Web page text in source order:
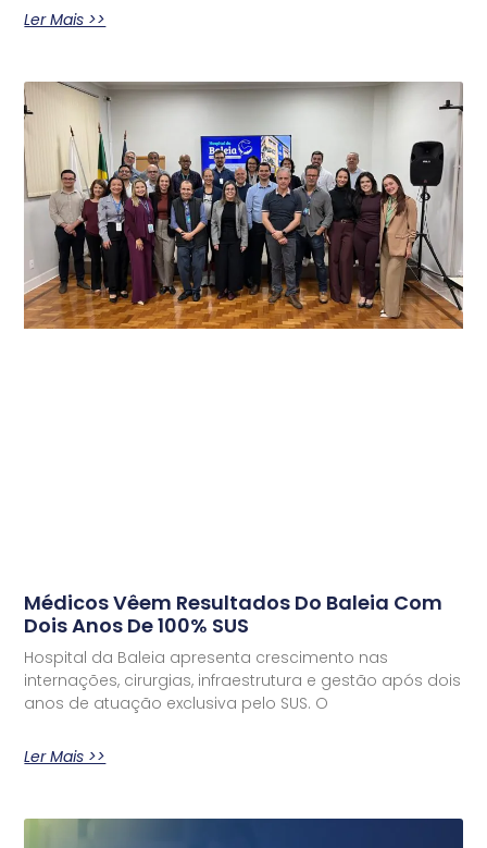
Ler Mais >>
Médicos Vêem Resultados Do Baleia Com
Dois Anos De 100% SUS
Hospital da Baleia apresenta crescimento nas
internações, cirurgias, infraestrutura e gestão após dois
anos de atuação exclusiva pelo SUS. O
Ler Mais >>